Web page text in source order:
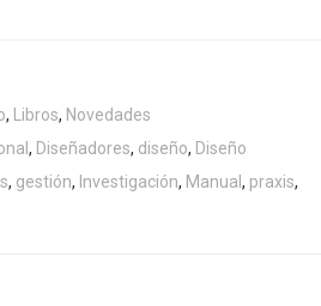
, Libros, Novedades
, Diseñadores, diseño, Diseño
, gestión, Investigación, Manual , praxis,